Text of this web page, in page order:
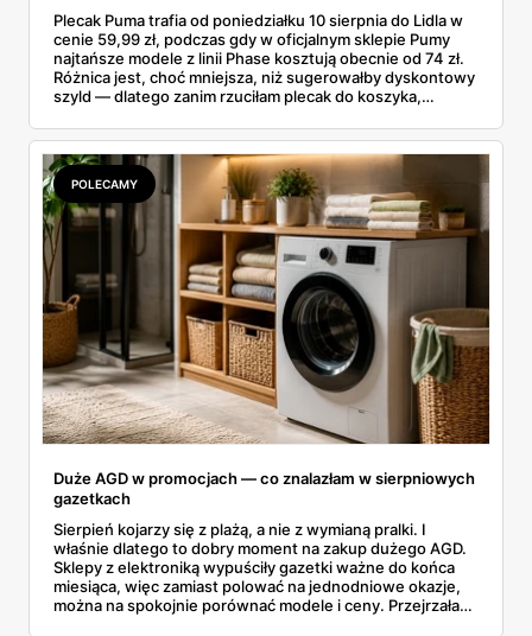
Plecak Puma trafia od poniedziałku 10 sierpnia do Lidla w
cenie 59,99 zł, podczas gdy w oficjalnym sklepie Pumy
najtańsze modele z linii Phase kosztują obecnie od 74 zł.
Różnica jest, choć mniejsza, niż sugerowałby dyskontowy
szyld — dlatego zanim rzuciłam plecak do koszyka,
rozpiska: co dokładnie sprzedaje Lidl, ile kosztują
odpowiedniki u producenta i komu ten zakup naprawdę
się opłaci.
POLECAMY
Duże AGD w promocjach — co znalazłam w sierpniowych
gazetkach
Sierpień kojarzy się z plażą, a nie z wymianą pralki. I
właśnie dlatego to dobry moment na zakup dużego AGD.
Sklepy z elektroniką wypuściły gazetki ważne do końca
miesiąca, więc zamiast polować na jednodniowe okazje,
można na spokojnie porównać modele i ceny. Przejrzałam